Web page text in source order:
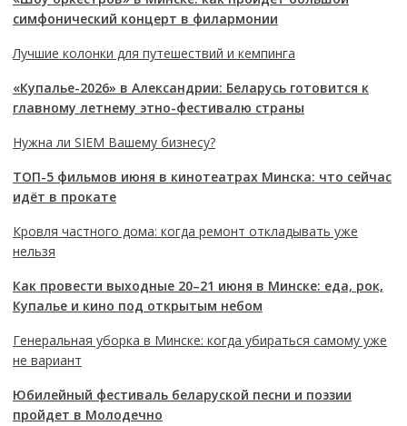
симфонический концерт в филармонии
Лучшие колонки для путешествий и кемпинга
«Купалье-2026» в Александрии: Беларусь готовится к
главному летнему этно-фестивалю страны
Нужна ли SIEM Вашему бизнесу?
ТОП-5 фильмов июня в кинотеатрах Минска: что сейчас
идёт в прокате
Кровля частного дома: когда ремонт откладывать уже
нельзя
Как провести выходные 20–21 июня в Минске: еда, рок,
Купалье и кино под открытым небом
Генеральная уборка в Минске: когда убираться самому уже
не вариант
Юбилейный фестиваль беларуской песни и поэзии
пройдет в Молодечно